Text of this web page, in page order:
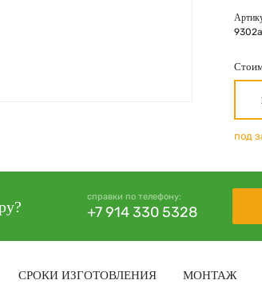
9302а
под
справки по телефону:
+7 914 330 5328
СРОКИ ИЗГОТОВЛЕНИЯ МОНТАЖ